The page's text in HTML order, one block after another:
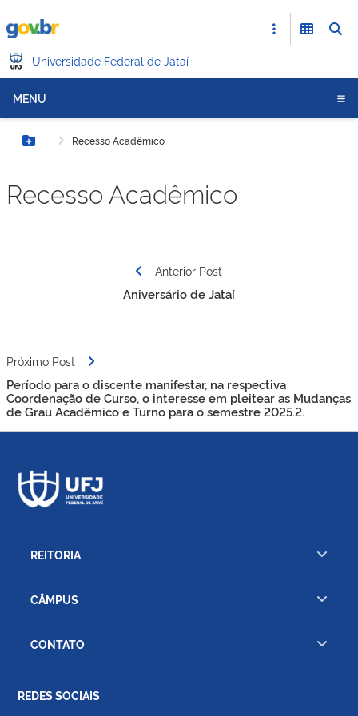
Universidade Federal de Jataí
MENU
Botão MenuRecesso Acadêmico
Recesso Acadêmico
Anterior Post
Aniversário de Jataí
Próximo Post
Período para o discente manifestar, na respectiva
Coordenação de Curso, o interesse em pleitear as Mudanças
de Grau Acadêmico e Turno para o semestre 2025.2.
REITORIA
CÂMPUS
CONTATO
REDES SOCIAIS